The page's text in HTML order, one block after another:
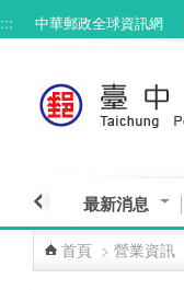
跳到主要內容區塊
::: 中華郵政全球資訊網
最新消息
首頁 > 營業資訊